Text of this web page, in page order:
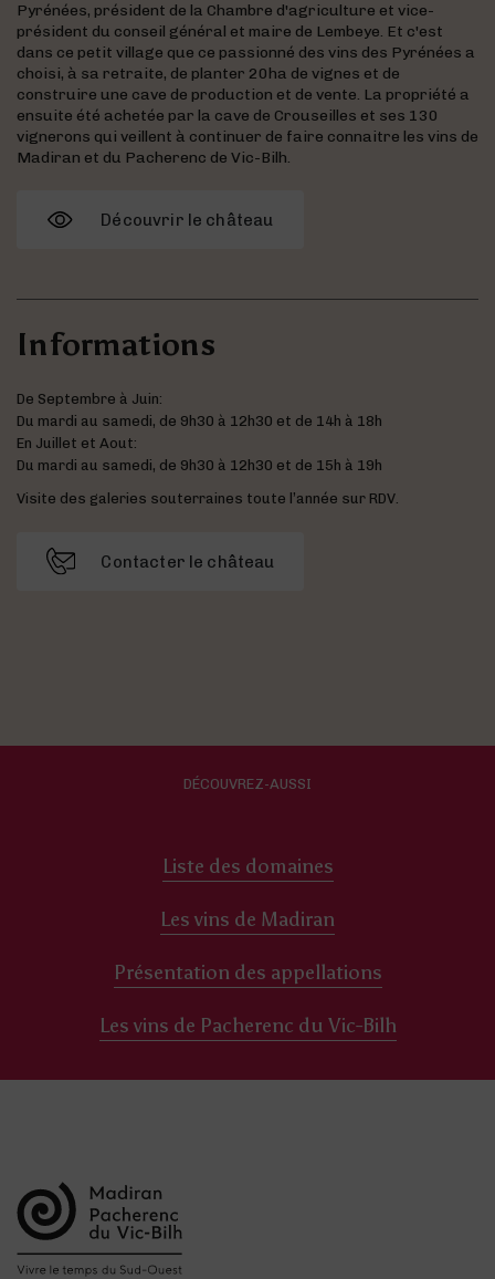
Pyrénées, président de la Chambre d'agriculture et vice-
président du conseil général et maire de Lembeye. Et c'est
dans ce petit village que ce passionné des vins des Pyrénées a
choisi, à sa retraite, de planter 20ha de vignes et de
construire une cave de production et de vente. La propriété a
ensuite été achetée par la cave de Crouseilles et ses 130
vignerons qui veillent à continuer de faire connaitre les vins de
Madiran et du Pacherenc de Vic-Bilh.
Découvrir le château
Informations
De Septembre à Juin:
Du mardi au samedi, de 9h30 à 12h30 et de 14h à 18h
En Juillet et Aout:
Du mardi au samedi, de 9h30 à 12h30 et de 15h à 19h
Visite des galeries souterraines toute l’année sur RDV.
Contacter le château
DÉCOUVREZ-AUSSI
Liste des domaines
Les vins de Madiran
Présentation des appellations
Les vins de Pacherenc du Vic-Bilh